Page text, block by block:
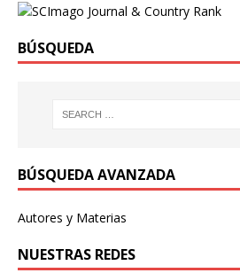
BÚSQUEDA
BÚSQUEDA AVANZADA
Autores y Materias
NUESTRAS REDES